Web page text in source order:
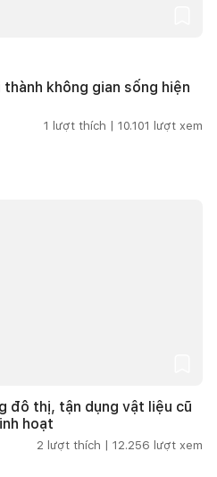
không gian sống hiện
1 lượt thích | 10.101 lượt xem
đô thị, tận dụng vật liệu cũ
hoạt
2 lượt thích | 12.256 lượt xem